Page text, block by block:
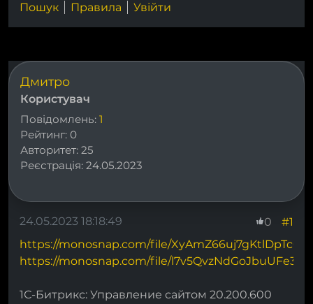
Пошук Правила Увійти
Дмитро
Користувач
Повідомлень: 1
Рейтинг: 0
Авторитет: 25
Реєстрація: 24.05.2023
#1
0
24.05.2023 18:18:49
https://monosnap.com/file/
https://monosnap.com/file/
1С-Битрикс: Управление сайтом 20.200.600